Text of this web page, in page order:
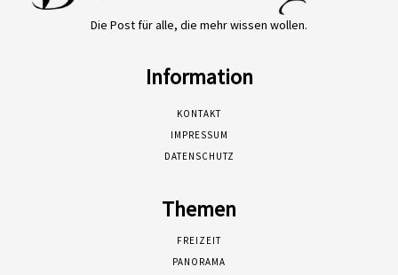
Die Post für alle, die mehr wissen wollen.
Information
KONTAKT
IMPRESSUM
DATENSCHUTZ
Themen
FREIZEIT
PANORAMA